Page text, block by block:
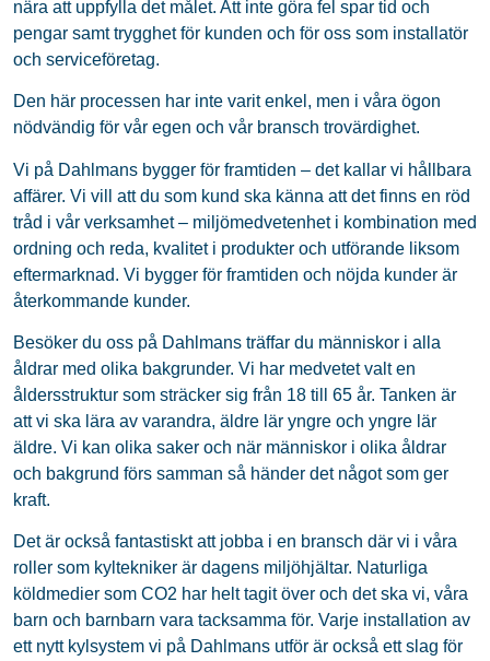
nära att uppfylla det målet. Att inte göra fel spar tid och
pengar samt trygghet för kunden och för oss som installatör
och serviceföretag.
Den här processen har inte varit enkel, men i våra ögon
nödvändig för vår egen och vår bransch trovärdighet.
Vi på Dahlmans bygger för framtiden – det kallar vi hållbara
affärer. Vi vill att du som kund ska känna att det finns en röd
tråd i vår verksamhet – miljömedvetenhet i kombination med
ordning och reda, kvalitet i produkter och utförande liksom
eftermarknad. Vi bygger för framtiden och nöjda kunder är
återkommande kunder.
Besöker du oss på Dahlmans träffar du människor i alla
åldrar med olika bakgrunder. Vi har medvetet valt en
åldersstruktur som sträcker sig från 18 till 65 år. Tanken är
att vi ska lära av varandra, äldre lär yngre och yngre lär
äldre. Vi kan olika saker och när människor i olika åldrar
och bakgrund förs samman så händer det något som ger
kraft.
Det är också fantastiskt att jobba i en bransch där vi i våra
roller som kyltekniker är dagens miljöhjältar. Naturliga
köldmedier som CO2 har helt tagit över och det ska vi, våra
barn och barnbarn vara tacksamma för. Varje installation av
ett nytt kylsystem vi på Dahlmans utför är också ett slag för